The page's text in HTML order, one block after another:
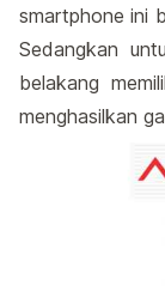
smartphone ini
Sedangkan
belakang
menghasilkan